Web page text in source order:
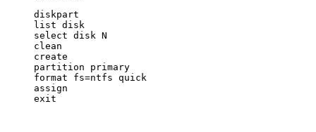
diskpart
list disk
select disk N
clean
create
partition primary
format fs=ntfs quick
assign
exit